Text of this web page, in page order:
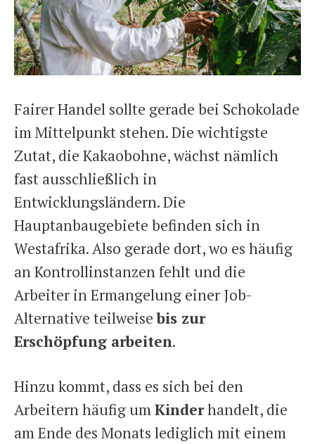
Fairer Handel sollte gerade bei Schokolade
im Mittelpunkt stehen. Die wichtigste
Zutat, die Kakaobohne, wächst nämlich
fast ausschließlich in
Entwicklungsländern. Die
Hauptanbaugebiete befinden sich in
Westafrika. Also gerade dort, wo es häufig
an Kontrollinstanzen fehlt und die
Arbeiter in Ermangelung einer Job-
Alternative teilweisebis zur
Erschöpfung arbeiten.
Hinzu kommt, dass es sich bei den
Arbeitern häufig umKinderhandelt, die
am Ende des Monats lediglich mit einem